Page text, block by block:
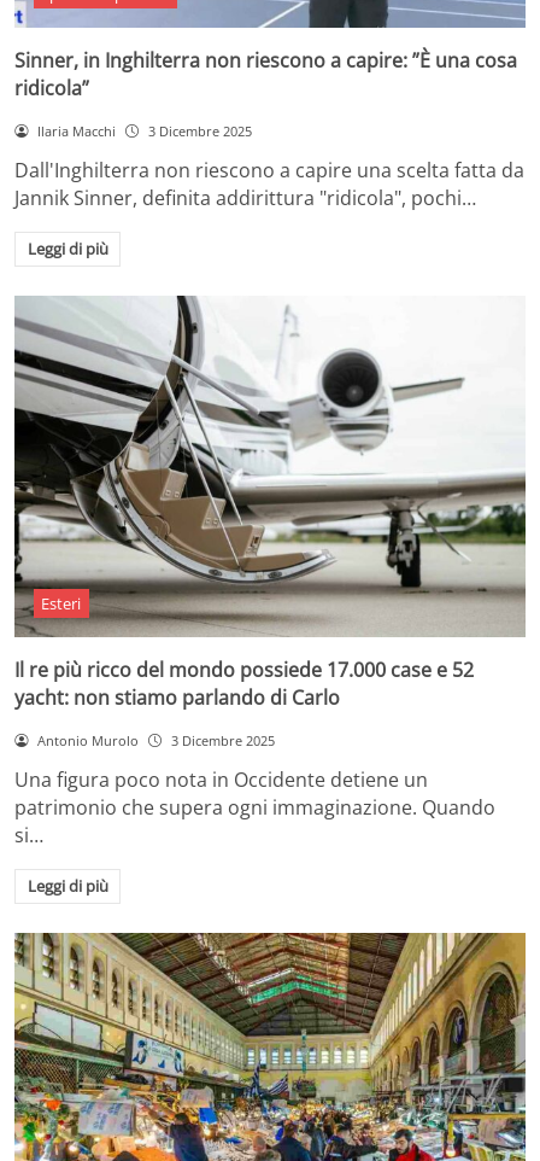
Sinner, in Inghilterra non riescono a capire: ”È una cosa
ridicola”
Ilaria Macchi 3 Dicembre 2025
Dall'Inghilterra non riescono a capire una scelta fatta da
Jannik Sinner, definita addirittura "ridicola", pochi…
Leggi di più
Esteri
Il re più ricco del mondo possiede 17.000 case e 52
yacht: non stiamo parlando di Carlo
Antonio Murolo 3 Dicembre 2025
Una figura poco nota in Occidente detiene un
patrimonio che supera ogni immaginazione. Quando
si…
Leggi di più